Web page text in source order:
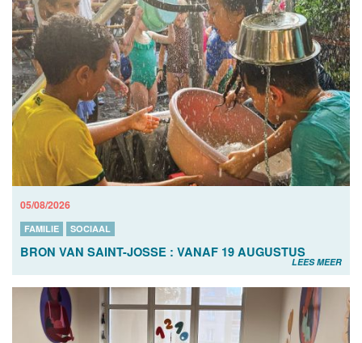
05/08/2026
FAMILIE SOCIAAL
BRON VAN SAINT-JOSSE : VANAF 19 AUGUSTUS
LEES MEER